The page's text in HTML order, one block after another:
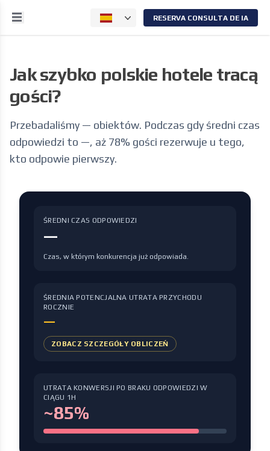
RESERVA CONSULTA DE IA
Jak szybko polskie hotele tracą
gości?
Przebadaliśmy — obiektów. Podczas gdy średni czas
odpowiedzi to —, aż 78% gości rezerwuje u tego,
kto odpowie pierwszy.
ŚREDNI CZAS ODPOWIEDZI
—
Czas, w którym konkurencja już odpowiada.
ŚREDNIA POTENCJALNA UTRATA PRZYCHODU
ROCZNIE
—
ZOBACZ SZCZEGÓŁY OBLICZEŃ
UTRATA KONWERSJI PO BRAKU ODPOWIEDZI W
CIĄGU 1H
~85%